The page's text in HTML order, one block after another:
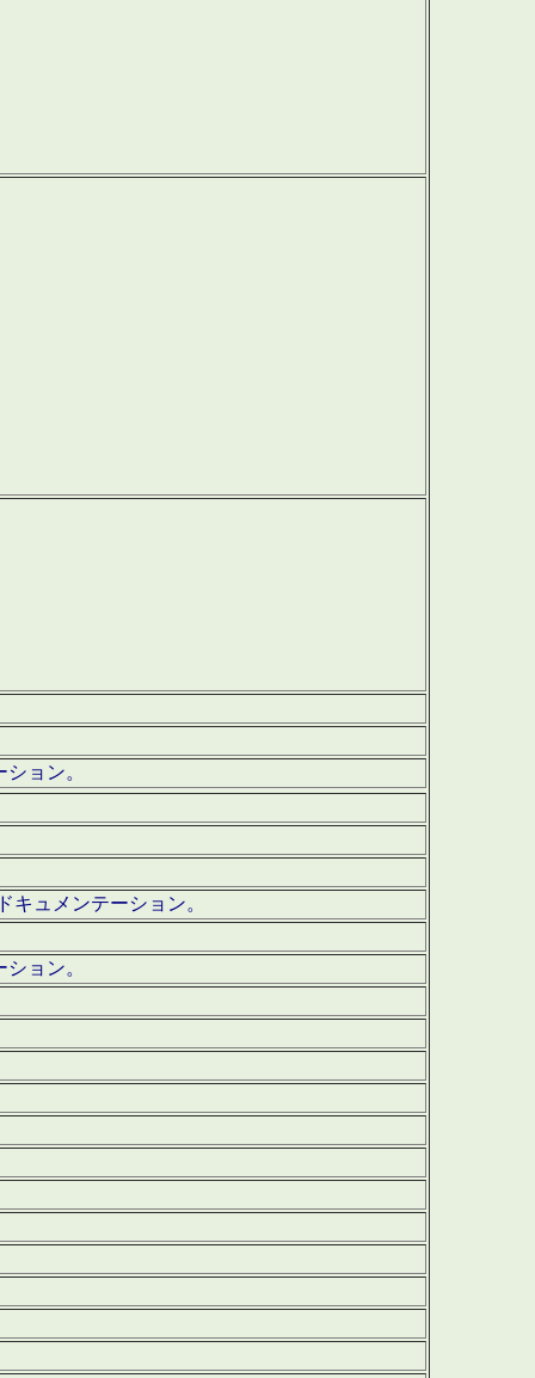
ョン。
キュメンテーション。
ョン。